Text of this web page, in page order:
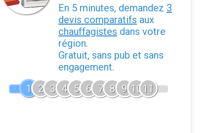
En 5 minutes, demandez 3
devis comparatifs aux
chauffagistes dans votre
région.
Gratuit, sans pub et sans
engagement.
1
2 3 4 5 6 7 8 9 1011